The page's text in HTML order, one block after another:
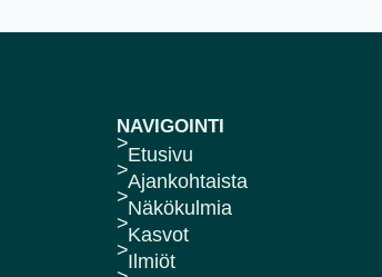
NAVIGOINTI
Etusivu
Ajankohtaista
Näkökulmia
Kasvot
Ilmiöt